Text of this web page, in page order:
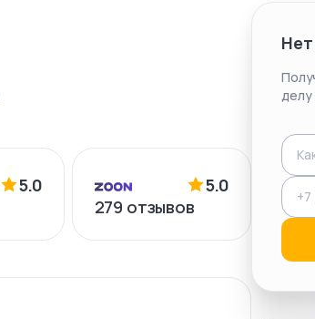
5.0
5.0
279 отзывов
делу